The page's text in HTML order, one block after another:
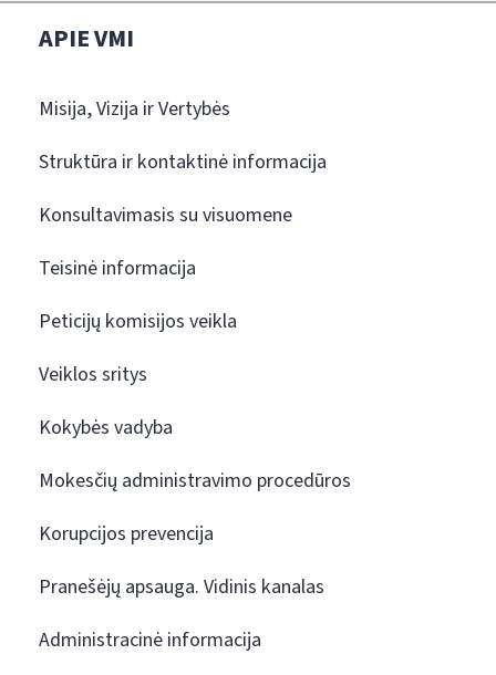
APIE VMI
Misija, Vizija ir Vertybės
Struktūra ir kontaktinė informacija
Konsultavimasis su visuomene
Teisinė informacija
Peticijų komisijos veikla
Veiklos sritys
Kokybės vadyba
Mokesčių administravimo procedūros
Korupcijos prevencija
Pranešėjų apsauga. Vidinis kanalas
Administracinė informacija